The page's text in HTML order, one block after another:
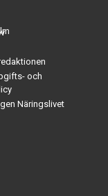
och
Näringslivet